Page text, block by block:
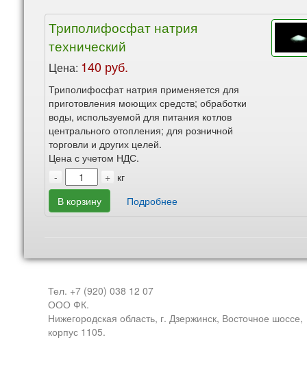
Триполифосфат натрия
технический
Цена: 140 руб.
Триполифосфат натрия применяется для
приготовления моющих средств; обработки
воды, используемой для питания котлов
центрального отопления; для розничной
торговли и других целей.
Цена с учетом НДС.
-
+ кг
В корзину
Подробнее
Тел. +7 (920) 038 12 07
ООО ФК.
Нижегородская область, г. Дзержинск, Восточное шоссе,
корпус 1105.